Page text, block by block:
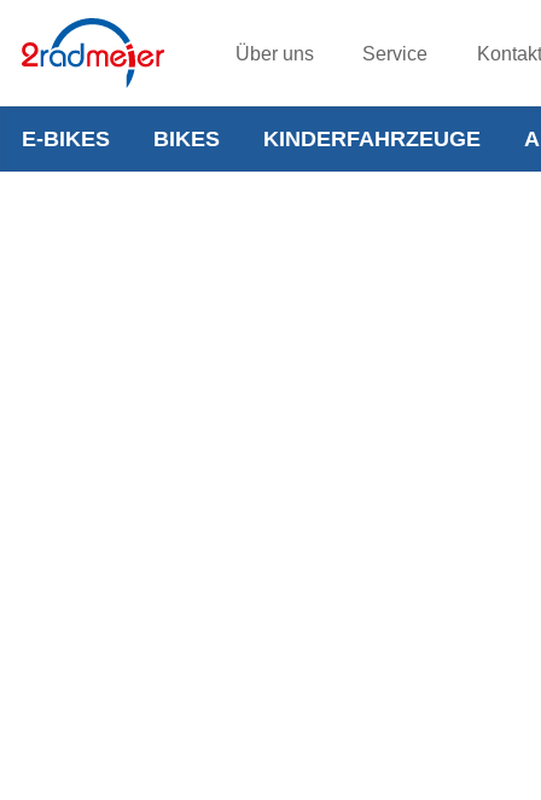
Über uns Service Kontakt
E-BIKES BIKES KINDERFAHRZEUGE